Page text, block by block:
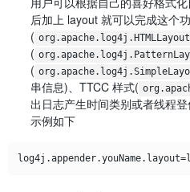
后加上 layout 就可以完成这个
( org.apache.log4j.HTMLLayout
(
(
串信息)、TTCC 样式(
出日志产生时间类别或者线程
示例如下